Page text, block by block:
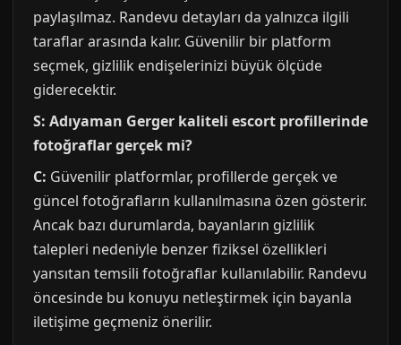
paylaşılmaz. Randevu detayları da yalnızca ilgili
taraflar arasında kalır. Güvenilir bir platform
seçmek, gizlilik endişelerinizi büyük ölçüde
giderecektir.
S: Adıyaman Gerger kaliteli escort profillerinde
fotoğraflar gerçek mi?
C: Güvenilir platformlar, profillerde gerçek ve
güncel fotoğrafların kullanılmasına özen gösterir.
Ancak bazı durumlarda, bayanların gizlilik
talepleri nedeniyle benzer fiziksel özellikleri
yansıtan temsili fotoğraflar kullanılabilir. Randevu
öncesinde bu konuyu netleştirmek için bayanla
iletişime geçmeniz önerilir.